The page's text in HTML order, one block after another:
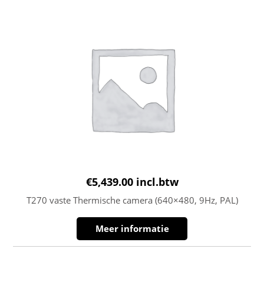
€5,439.00 incl.btw
T270 vaste Thermische camera (640×480, 9Hz, PAL)
Meer informatie